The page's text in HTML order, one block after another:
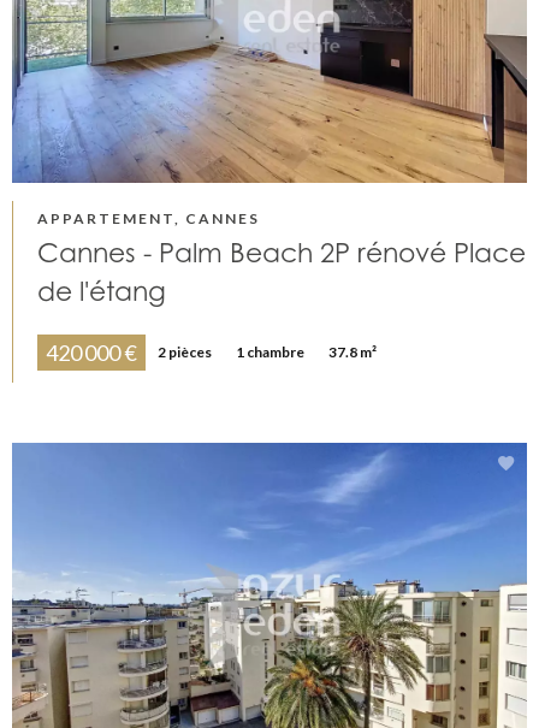
APPARTEMENT, CANNES
Cannes - Palm Beach 2P rénové Place
de l'étang
420 000 € 2 pièces 1 chambre 37.8 m²